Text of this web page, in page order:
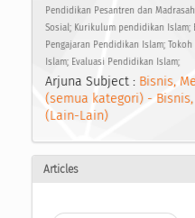
Pendidikan Pesantren dan
Sosial; Kurikulum pendidikan Islam;
Pengajaran Pendidikan Islam;
Islam; Evaluasi Pendidikan Islam;
Arjuna Subject : Bisnis,
(semua kategori) -
(Lain-Lain)
Articles